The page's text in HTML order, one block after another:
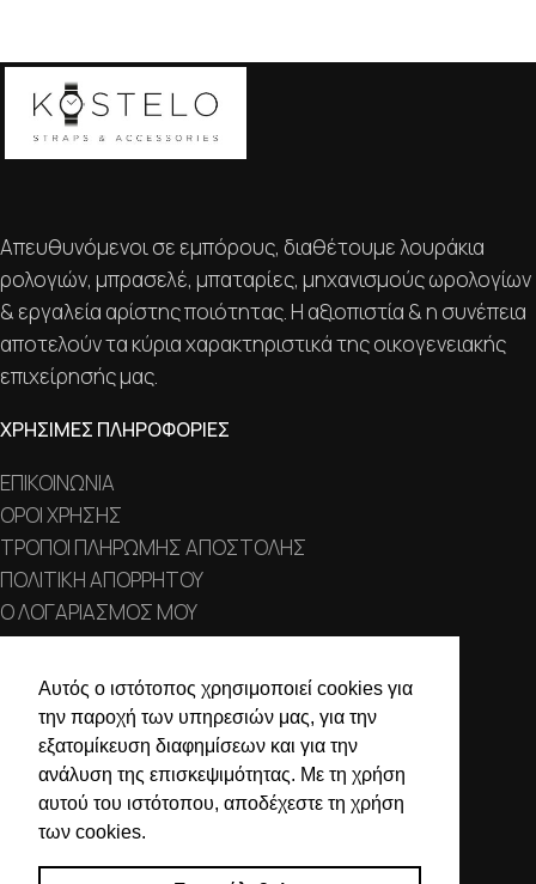
Αυτός ο ιστότοπος χρησιμοποιεί cookies για
την παροχή των υπηρεσιών μας, για την
εξατομίκευση διαφημίσεων και για την
ανάλυση της επισκεψιμότητας. Με τη χρήση
αυτού του ιστότοπου, αποδέχεστε τη χρήση
των cookies.
Απευθυνόμενοι σε εμπόρους, διαθέτουμε λουράκια
ρολογιών, μπρασελέ, μπαταρίες, μηχανισμούς ωρολογίων
& εργαλεία αρίστης ποιότητας. Η αξιοπιστία & η συνέπεια
αποτελούν τα κύρια χαρακτηριστικά της οικογενειακής
επιχείρησής μας.
ΧΡΗΣΙΜΕΣ ΠΛΗΡΟΦΟΡΙΕΣ
ΕΠΙΚΟΙΝΩΝΙΑ
ΟΡΟΙ ΧΡΗΣΗΣ
ΤΡΟΠΟΙ ΠΛΗΡΩΜΗΣ ΑΠΟΣΤΟΛΗΣ
ΠΟΛΙΤΙΚΗ ΑΠΟΡΡΗΤΟΥ
Ο ΛΟΓΑΡΙΑΣΜΟΣ ΜΟΥ
Χαλκιδικής 19, 546 43,
Θεσσαλονίκη
2310 839 188
2310 850 606